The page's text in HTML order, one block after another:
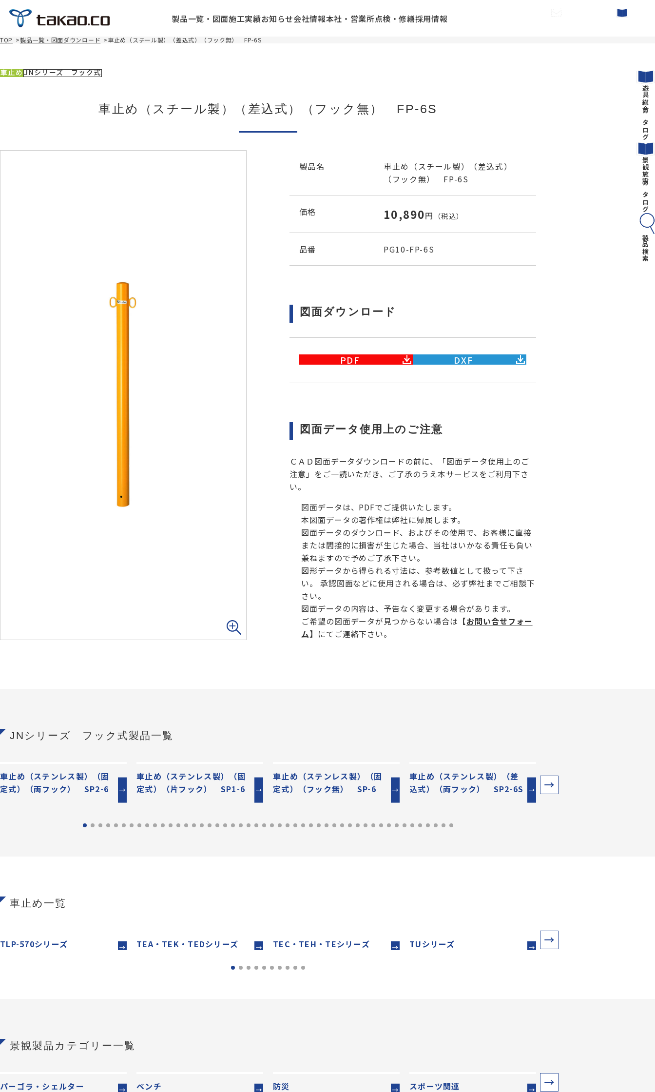
製品一覧・図面施工実績お知らせ会社情報本社・営業所点検・修繕採用情報
遊具総合カタログ
景観施設カタログ
製品検索
TOP >製品一覧・図面ダウンロード >車止め（スチール製）（差込式）（フック無） FP-6S
車止めJNシリーズ フック式
車止め（スチール製）（差込式）（フック無） FP-6S
製品名
車止め（スチール製）（差込式）
（フック無） FP-6S
価格 10,890円 （税込）
品番 PG10-FP-6S
図面ダウンロード
PDF DXF
図面データ使用上のご注意
ＣＡＤ図面データダウンロードの前に、「図面データ使用上のご
注意」をご一読いただき、ご了承のうえ本サービスをご利用下さ
い。
図面データは、PDFでご提供いたします。
本図面データの著作権は弊社に帰属します。
図面データのダウンロード、およびその使用で、お客様に直接
または間接的に損害が生じた場合、当社はいかなる責任も負い
兼ねますので予めご了承下さい。
図形データから得られる寸法は、参考数値として扱って下さ
い。 承認図面などに使用される場合は、必ず弊社までご相談下
さい。
図面データの内容は、予告なく変更する場合があります。
ご希望の図面データが見つからない場合は 【お問い合せフォー
ム】 にてご連絡下さい。
JNシリーズ フック式製品一覧
車止め（ステンレス製）（固
定式）（両フック） SP2-6
車止め（ステンレス製）（固
定式）（片フック） SP1-6
車止め（ステンレス製）（固
定式）（フック無） SP-6
車止め（ステンレス製）（差
込式）（両フック） SP2-6S
車止め（ステンレス製）（差
込式）（片フック） SP1-
車止め一覧
TLP-570シリーズ TEA・TEK・TEDシリーズ TEC・TEH・TEシリーズ TUシリーズ ドッグポール
景観製品カテゴリー一覧
パーゴラ・シェルター ベンチ 防災 スポーツ関連 水のみ